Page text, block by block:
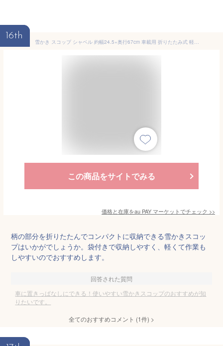
16th
雪かき スコップ シャベル 約幅24.5×奥行67cm 車載用 折りたたみ式 軽量 整理 収納 袋付き カー用品 自動車 クルマ ガレージ
この商品をサイトでみる
価格と在庫をau PAY マーケットでチェック >>
柄の部分を折りたたんでコンパクトに収納できる雪かきスコッ
プはいかがでしょうか。袋付きで収納しやすく、軽くて作業も
しやすいのでおすすめします。
回答された質問
車に置きっぱなしにできる！使いやすい雪かきスコップのおすすめが知
りたいです。
全てのおすすめコメント (1件) >